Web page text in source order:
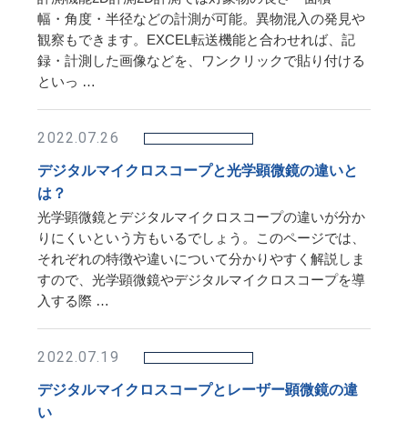
幅・角度・半径などの計測が可能。異物混入の発見や
観察もできます。EXCEL転送機能と合わせれば、記
録・計測した画像などを、ワンクリックで貼り付ける
といっ …
2022.07.26
デジタルマイクロスコープと光学顕微鏡の違いと
は？
光学顕微鏡とデジタルマイクロスコープの違いが分か
りにくいという方もいるでしょう。このページでは、
それぞれの特徴や違いについて分かりやすく解説しま
すので、光学顕微鏡やデジタルマイクロスコープを導
入する際 …
2022.07.19
デジタルマイクロスコープとレーザー顕微鏡の違
い